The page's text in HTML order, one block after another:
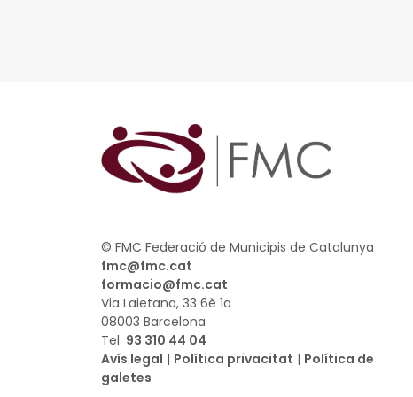
© FMC Federació de Municipis de Catalunya
fmc@fmc.cat
formacio@fmc.cat
Via Laietana, 33 6è 1a
08003 Barcelona
Tel. 93 310 44 04
Avís legal | Política privacitat | Política de
galetes